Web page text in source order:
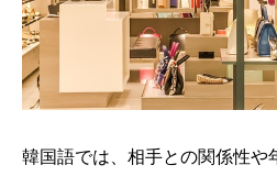
韓国語では、相手との関係性や